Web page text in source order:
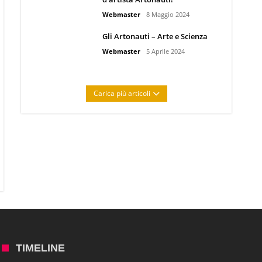
Webmaster 8 Maggio 2024
Gli Artonauti – Arte e Scienza
Webmaster 5 Aprile 2024
Carica più articoli
TIMELINE